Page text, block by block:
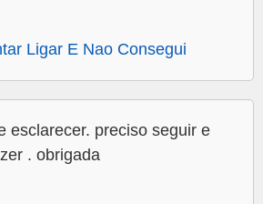
Ligar E Nao Consegui
esclarecer. preciso seguir e
. obrigada